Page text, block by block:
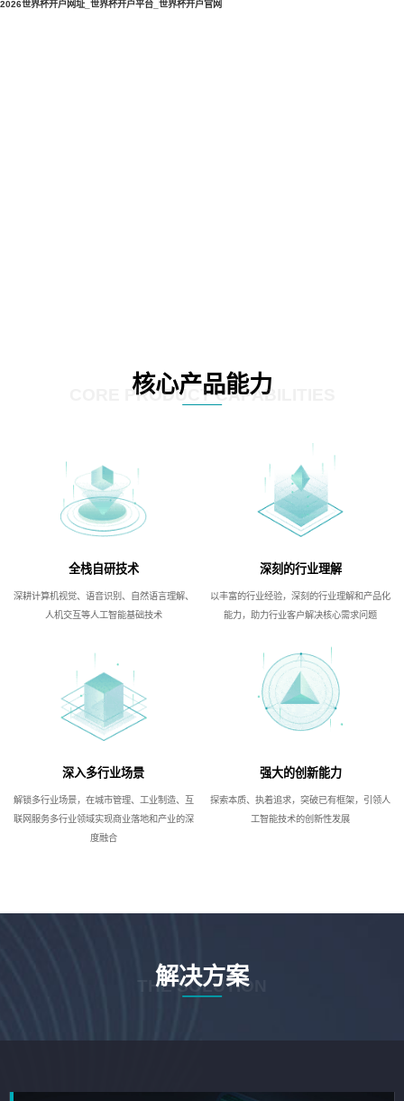
2026世界杯开户网址_世界杯开户平台_世界杯开户官网
核心产品能力
CORE PRODUCT CAPABILITIES
全栈自研技术
深耕计算机视觉、语音识别、自然语言理解、
人机交互等人工智能基础技术
深刻的行业理解
以丰富的行业经验，深刻的行业理解和产品化
能力，助力行业客户解决核心需求问题
深入多行业场景
解锁多行业场景，在城市管理、工业制造、互
联网服务多行业领域实现商业落地和产业的深
度融合
强大的创新能力
探索本质、执着追求，突破已有框架，引领人
工智能技术的创新性发展
解决方案
THE SOLUTION